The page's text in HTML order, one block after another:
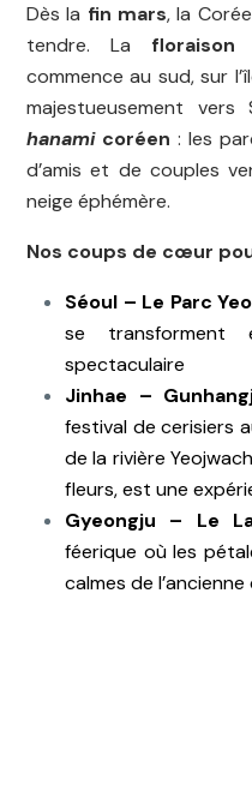
Dès la fin mars, la
tendre. La floraison
commence au sud, sur
majestueusement
hanamicoréen : les
d’amis et de couples
neige éphémère.
Nos coups de cœur
Séoul – Le Parc
se
spectaculaire
Jinhae –
festival de cerisiers
de la rivière
fleurs, est une
Gyeongju – Le
féerique où les
calmes de